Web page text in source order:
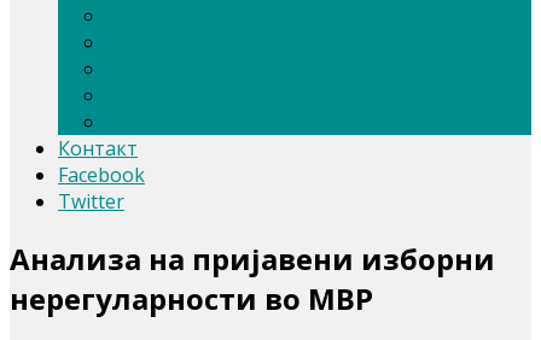
Контакт
Facebook
Twitter
Анализа на пријавени изборни
нерегуларности во МВР